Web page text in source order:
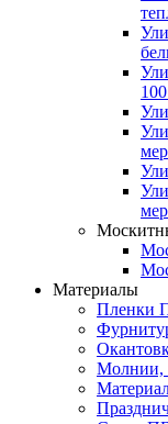
Материалы
Пленки
Молнии,